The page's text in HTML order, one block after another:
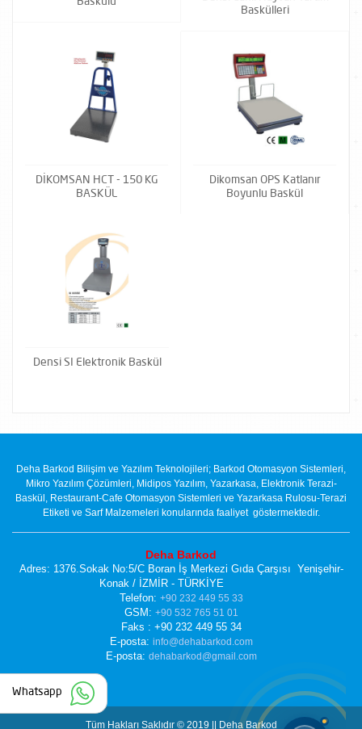
Baskülleri
DİKOMSAN HCT - 150 KG
BASKÜL
Dikomsan OPS Katlanır
Boyunlu Baskül
Densi SI Elektronik Baskül
Deha Barkod Bilişim ve Yazılım Teknolojileri; Barkod Otomasyon Sistemleri,
Mikro Yazılım Çözümleri, Midipos Yazılım, Yazarkasa, Elektronik Terazi-
Baskül, Restaurant-Cafe Otomasyon Sistemleri ve Yazarkasa Rulosu-Terazi
Etiketi ve Sarf Malzemeleri konularında faaliyet göstermektedir.
Deha Barkod
Adres: 1376.Sokak No:5/C Boran İş Merkezi Gıda Çarşısı Yenişehir-
Konak / İZMİR - TÜRKİYE
Telefon: +90 232 449 55 33
GSM: +90 532 765 51 01
Faks : +90 232 449 55 34
E-posta: info@dehabarkod.com
E-posta: dehabarkod@gmail.com
Tüm Hakları Saklıdır © 2019 || Deha Barkod
Whatsapp